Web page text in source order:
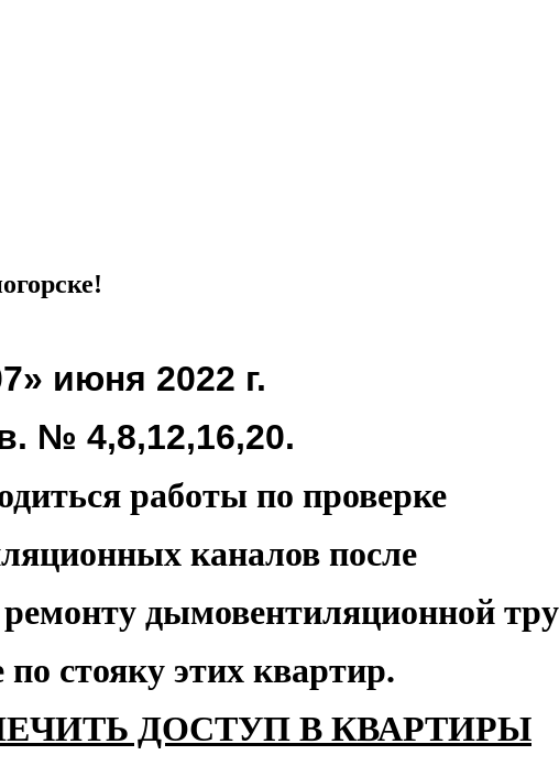
июня 2022 г.
№ 4,8,12,16,20.
работы по проверке
каналов после
дымовентиляционной
по стояку этих квартир.
ДОСТУП В КВАРТИРЫ